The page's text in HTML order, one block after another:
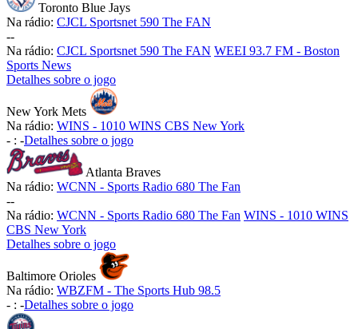
Toronto Blue Jays
Na rádio: CJCL Sportsnet 590 The FAN
--
Na rádio: CJCL Sportsnet 590 The FAN WEEI 93.7 FM - Boston
Sports News
Detalhes sobre o jogo
New York Mets
Na rádio: WINS - 1010 WINS CBS New York
- : -Detalhes sobre o jogo
Atlanta Braves
Na rádio: WCNN - Sports Radio 680 The Fan
--
Na rádio: WCNN - Sports Radio 680 The Fan WINS - 1010 WINS
CBS New York
Detalhes sobre o jogo
Baltimore Orioles
Na rádio: WBZFM - The Sports Hub 98.5
- : -Detalhes sobre o jogo